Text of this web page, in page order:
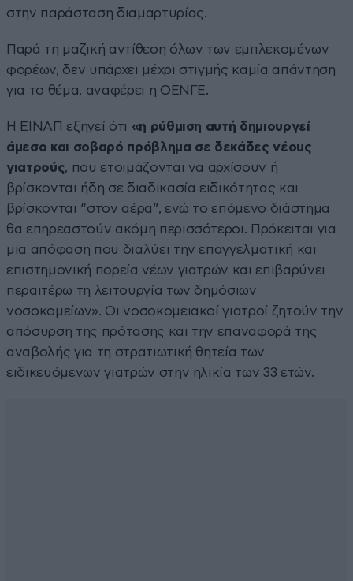
στην παράσταση διαμαρτυρίας.
Παρά τη μαζική αντίθεση όλων των εμπλεκομένων
φορέων, δεν υπάρχει μέχρι στιγμής καμία απάντηση
για το θέμα, αναφέρει η ΟΕΝΓΕ.
Η ΕΙΝΑΠ εξηγεί ότι «η ρύθμιση αυτή δημιουργεί
άμεσο και σοβαρό πρόβλημα σε δεκάδες νέους
γιατρούς, που ετοιμάζονται να αρχίσουν ή
βρίσκονται ήδη σε διαδικασία ειδικότητας και
βρίσκονται “στον αέρα”, ενώ το επόμενο διάστημα
θα επηρεαστούν ακόμη περισσότεροι. Πρόκειται για
μια απόφαση που διαλύει την επαγγελματική και
επιστημονική πορεία νέων γιατρών και επιβαρύνει
περαιτέρω τη λειτουργία των δημόσιων
νοσοκομείων». Οι νοσοκομειακοί γιατροί ζητούν την
απόσυρση της πρότασης και την επαναφορά της
αναβολής για τη στρατιωτική θητεία των
ειδικευόμενων γιατρών στην ηλικία των 33 ετών.